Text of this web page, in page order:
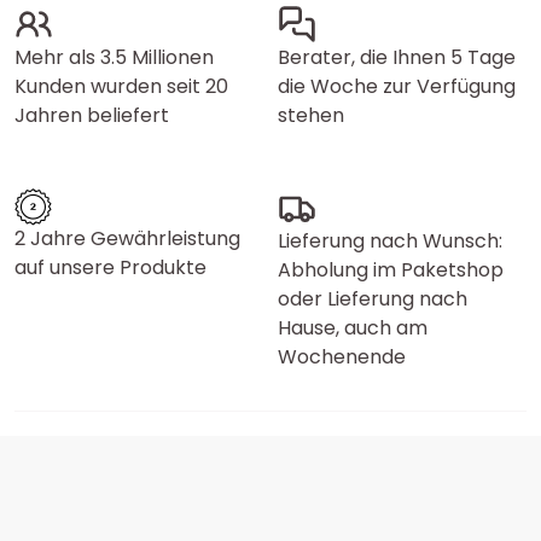
Mehr als 3.5 Millionen
Kunden wurden seit 20
Jahren beliefert
Berater, die Ihnen 5 Tage
die Woche zur Verfügung
stehen
2 Jahre Gewährleistung
auf unsere Produkte
Lieferung nach Wunsch:
Abholung im Paketshop
oder Lieferung nach
Hause, auch am
Wochenende